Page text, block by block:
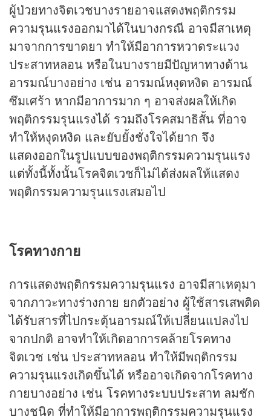
ผู้ป่วยทางจิตเวชบางรายอาจแสดงพฤติกรรม
ความรุนแรงออกมาได้ในบางกรณี อาจมีสาเหตุ
มาจากการขาดยา ทำให้มีอาการหวาดระแวง
ประสาทหลอน หรือในบางรายมีปัญหาทางด้าน
อารมณ์บางอย่าง เช่น อารมณ์หงุดหงิด อารมณ์
ซึมเศร้า หากมีอาการมาก ๆ อาจส่งผลให้เกิด
พฤติกรรมรุนแรงได้ รวมถึงโรคสมาธิสั้น ที่อาจ
ทำให้หงุดหงิด และยับยั้งชั่งใจได้ยาก จึง
แสดงออกในรูปแบบของพฤติกรรมความรุนแรง
แต่ทั้งนี้ทั้งนั้นโรคจิตเวชก็ไม่ได้ส่งผลให้แสดง
พฤติกรรมความรุนแรงเสมอไป
โรคทางกาย
การแสดงพฤติกรรมความรุนแรง อาจมีสาเหตุมา
จากภาวะทางร่างกาย ยกตัวอย่าง ผู้ใช้สารเสพติด
ได้รับสารที่ไปกระตุ้นอารมณ์ให้เปลี่ยนแปลงไป
จากปกติ อาจทำให้เกิดอาการคล้ายโรคทาง
จิตเวช เช่น ประสาทหลอน ทำให้มีพฤติกรรม
ความรุนแรงเกิดขึ้นได้ หรืออาจเกิดจากโรคทาง
กายบางอย่าง เช่น โรคทางระบบประสาท ลมชัก
บางชนิด ที่ทำให้มีอาการพฤติกรรมความรุนแรง